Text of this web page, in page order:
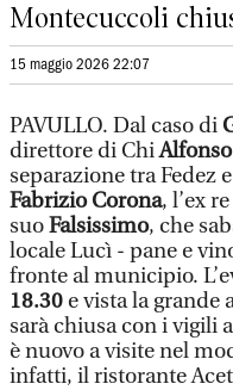
Montecuccoli
15 maggio 2026 22:07
PAVULLO. Dal caso di
direttore di Chi
separazione tra Fedez
Fabrizio Corona, l’ex
suoFalsissimo, che
locale Lucì - pane e
fronte al municipio.
18.30 e vista la grande
sarà chiusa con i vigili
è nuovo a visite nel
infatti, il ristorante